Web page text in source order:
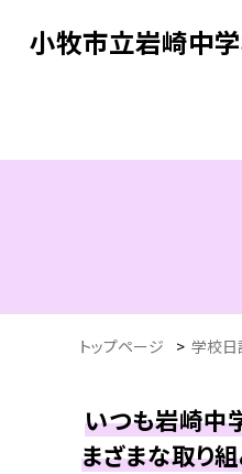
小牧市立岩崎中
トップページ > 学校日
いつも岩崎中
まざまな取り